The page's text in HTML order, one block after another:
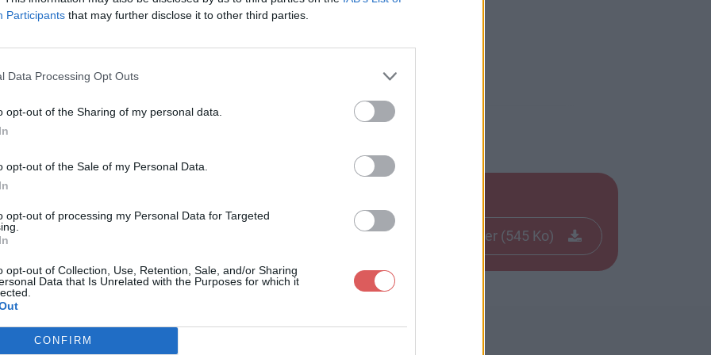
Participants that may further disclose it to other third parties.
Data Processing Opt Outs
opt-out of the Sharing of my personal data.
opt-out of the Sale of my Personal Data.
opt-out of processing my Personal Data for Targeted
opt-out of Collection, Use, Retention, Sale, and/or Sharing
Data that Is Unrelated with the Purposes for which it
CONFIRM
Mesnier.pdf
Télécharger le fichier (545 Ko)